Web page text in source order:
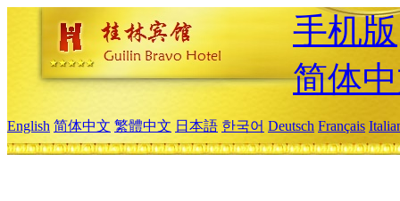
手机版
简体
English 简体中文 繁體中文 日本語 한국어 Deutsch Français